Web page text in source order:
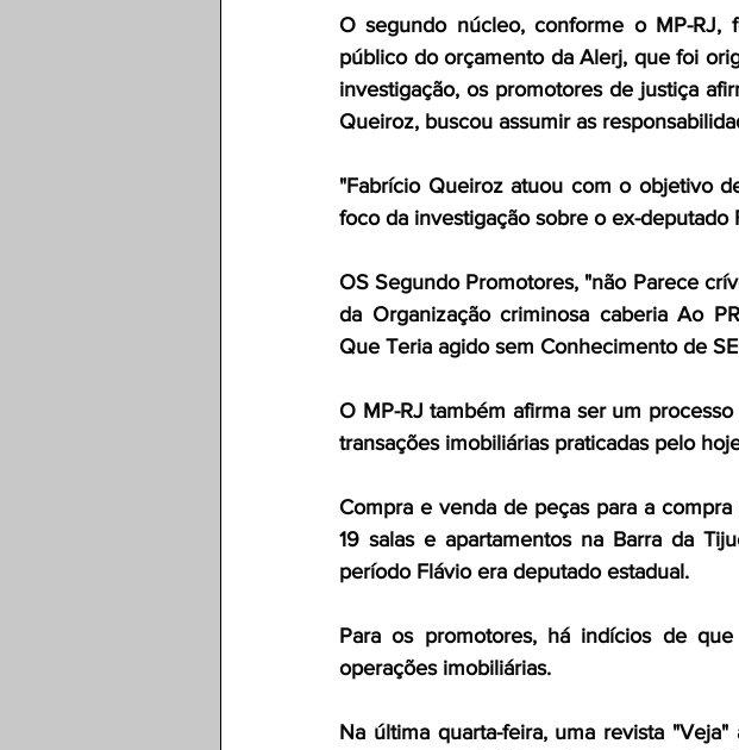
O segundo núcleo, conforme o MP-
público do orçamento da Alerj, que foi
investigação, os promotores de justiça
Queiroz, buscou assumir as
"Fabrício Queiroz atuou com o objetivo
foco da investigação sobre o ex-deputado
OS Segundo Promotores, "não Parece
da Organização criminosa caberia Ao
Que Teria agido sem Conhecimento de
O MP-RJ também afirma ser um
transações imobiliárias praticadas pelo
Compra e venda de peças para a
19 salas e apartamentos na Barra da
período Flávio era deputado estadual.
Para os promotores, há indícios de
operações imobiliárias.
Na última quarta-feira, uma revista